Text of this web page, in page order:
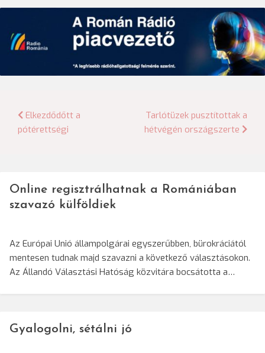
Bejegyzés
navigáció
Elkezdődőtt a
pótérettségi
Tarlótüzek pusztítottak a
hétvégén országszerte
Online regisztrálhatnak a Romániában
szavazó külföldiek
Az Európai Unió állampolgárai egyszerűbben, bürokráciától
mentesen tudnak majd szavazni a következő választásokon.
Az Állandó Választási Hatóság közvitára bocsátotta a…
Gyalogolni, sétálni jó